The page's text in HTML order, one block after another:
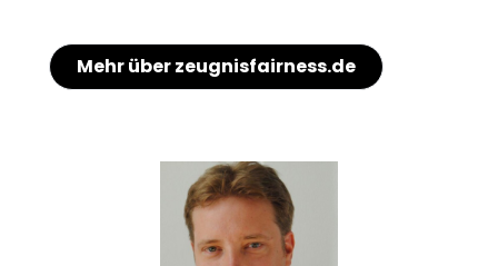
Mehr über zeugnisfairness.de